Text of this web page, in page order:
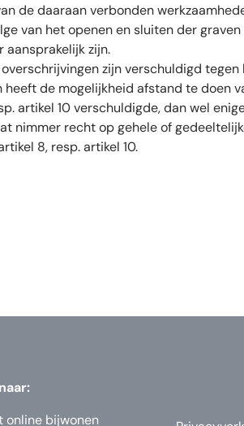
de daaraan verbonden
van het openen en sluiten der
aansprakelijk zijn.
zijn verschuldigd tegen
heeft de mogelijkheid afstand te
artikel 10 verschuldigde, dan wel
nimmer recht op gehele of
8, resp. artikel 10.
online bijwonen